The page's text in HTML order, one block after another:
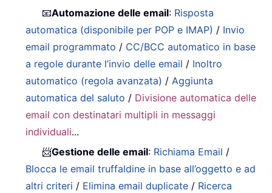
📧Automazione delle email: Risposta
automatica (disponibile per POP e IMAP) / Invio
email programmato / CC/BCC automatico in base
a regole durante l’invio delle email / Inoltro
automatico (regola avanzata) /Aggiunta
automatica del saluto / Divisione automatica delle
email con destinatari multipli in messaggi
individuali...
📨Gestione delle email: Richiama Email /
Blocca le email truffaldine in base all’oggetto e ad
altri criteri / Elimina email duplicate / Ricerca